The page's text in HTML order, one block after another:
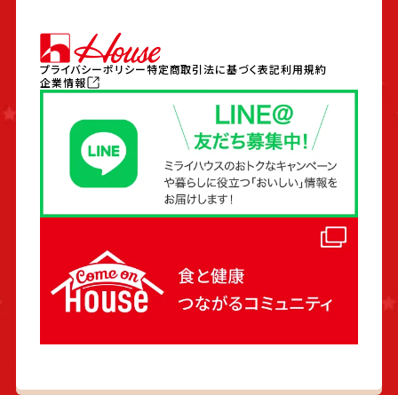
プライバシーポリシー特定商取引法に基づく表記利用規約
企業情報